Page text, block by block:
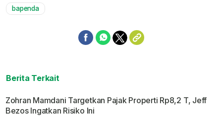
bapenda
Berita Terkait
Zohran Mamdani Targetkan Pajak Properti Rp8,2 T, Jeff
Bezos Ingatkan Risiko Ini